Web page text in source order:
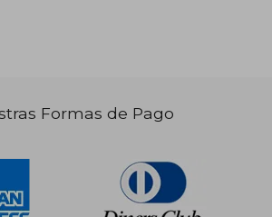
Formas de Pago